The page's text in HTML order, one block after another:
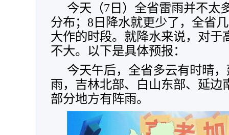
今天（7日）全省雷雨并不太
分布；8日降水就更少了，全省
大作的时段。就降水来说，对于
不大。以下是具体预报：
今天午后，全省多云有时晴
雨，吉林北部、白山东部、延边
部分地方有阵雨。